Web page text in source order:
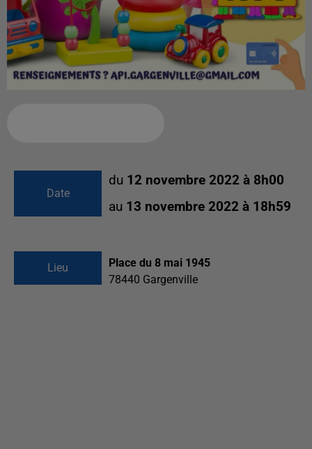
Date
du 12 novembre 2022 à 8h00
au 13 novembre 2022 à 18h59
Lieu
Place du 8 mai 1945
78440 Gargenville